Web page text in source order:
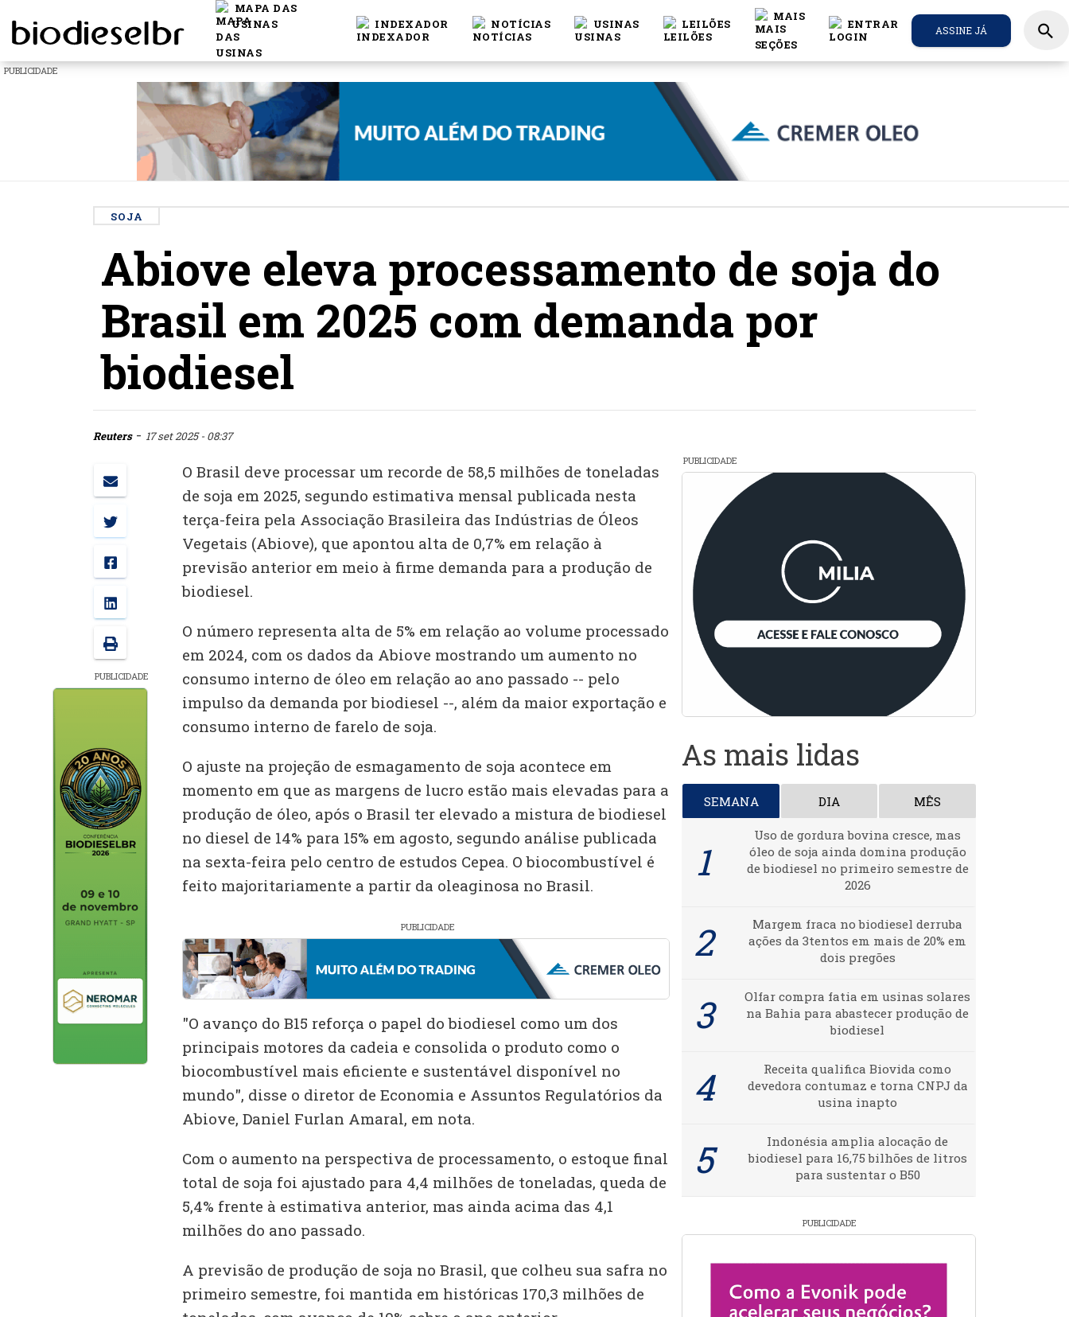
MAPA DAS
USINAS
INDEXADOR NOTÍCIAS USINAS LEILÕES
MAIS
ENTRAR ASSINE JÁ search
PUBLICIDADE
SOJA
Abiove eleva processamento de soja do
Brasil em 2025 com demanda por
biodiesel
Reuters- 17 set 2025 - 08:37
PUBLICIDADE
O Brasil deve processar um recorde de 58,5 milhões de toneladas
de soja em 2025, segundo estimativa mensal publicada nesta
terça-feira pela Associação Brasileira das Indústrias de Óleos
Vegetais (Abiove), que apontou alta de 0,7% em relação à
previsão anterior em meio à firme demanda para a produção de
biodiesel.
O número representa alta de 5% em relação ao volume processado
em 2024, com os dados da Abiove mostrando um aumento no
consumo interno de óleo em relação ao ano passado -- pelo
impulso da demanda por biodiesel --, além da maior exportação e
consumo interno de farelo de soja.
O ajuste na projeção de esmagamento de soja acontece em
momento em que as margens de lucro estão mais elevadas para a
produção de óleo, após o Brasil ter elevado a mistura de biodiesel
no diesel de 14% para 15% em agosto, segundo análise publicada
na sexta-feira pelo centro de estudos Cepea. O biocombustível é
feito majoritariamente a partir da oleaginosa no Brasil.
PUBLICIDADE
"O avanço do B15 reforça o papel do biodiesel como um dos
principais motores da cadeia e consolida o produto como o
biocombustível mais eficiente e sustentável disponível no
mundo", disse o diretor de Economia e Assuntos Regulatórios da
Abiove, Daniel Furlan Amaral, em nota.
Com o aumento na perspectiva de processamento, o estoque final
total de soja foi ajustado para 4,4 milhões de toneladas, queda de
5,4% frente à estimativa anterior, mas ainda acima das 4,1
milhões do ano passado.
A previsão de produção de soja no Brasil, que colheu sua safra no
primeiro semestre, foi mantida em históricas 170,3 milhões de
PUBLICIDADE
As mais lidas
SEMANA DIA MÊS
Uso de gordura bovina cresce, mas
óleo de soja ainda domina produção
de biodiesel no primeiro semestre de
2026
Margem fraca no biodiesel derruba
ações da 3tentos em mais de 20% em
dois pregões
Olfar compra fatia em usinas solares
na Bahia para abastecer produção de
biodiesel
Receita qualifica Biovida como
devedora contumaz e torna CNPJ da
usina inapto
Indonésia amplia alocação de
biodiesel para 16,75 bilhões de litros
para sustentar o B50
PUBLICIDADE